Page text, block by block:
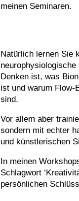
meinen Seminaren.
Natürlich lernen Sie
Denken ist, was
ist und warum Flow-
sind.
Vor allem aber
sondern mit echter
und künstlerischen
In meinen
Schlagwort
persönlichen